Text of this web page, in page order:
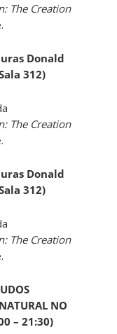
The Creation
Donald
312)
The Creation
Donald
312)
The Creation
NO
– 21:30)